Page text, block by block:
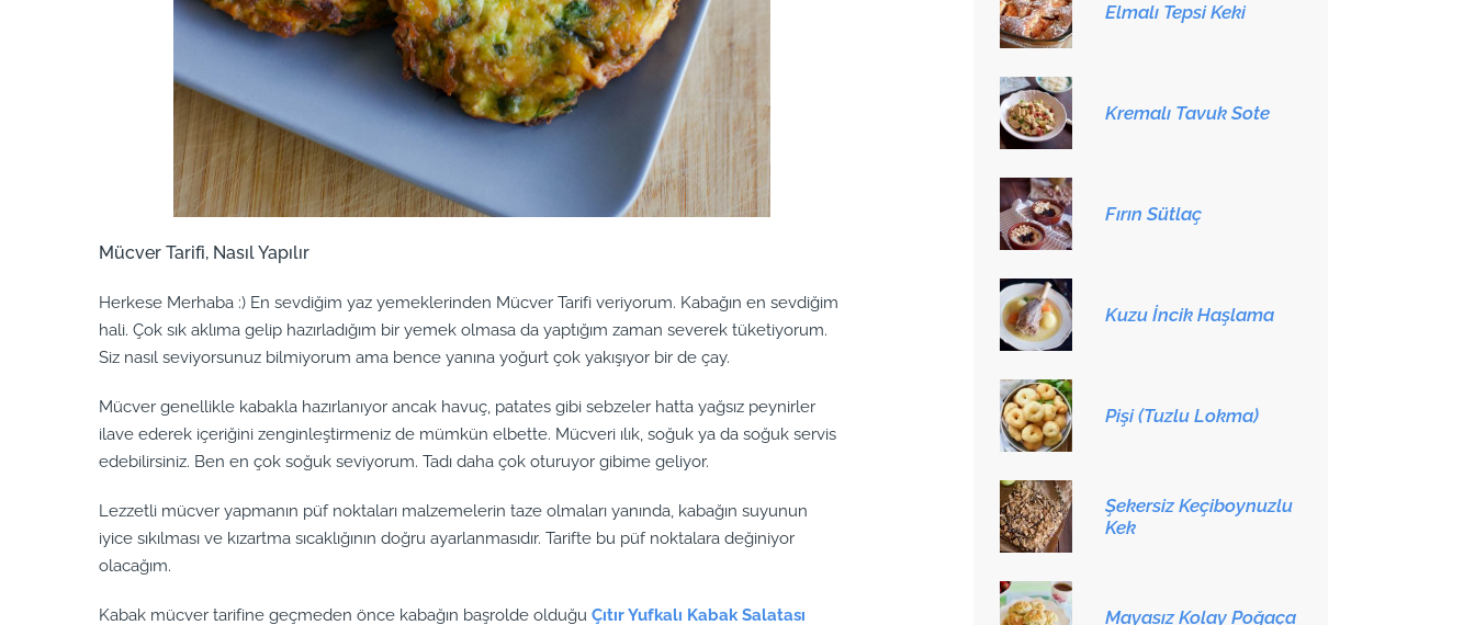
Mücver Tarifi, Nasıl Yapılır
Herkese Merhaba :) En sevdiğim yaz yemeklerinden Mücver Tarifi veriyorum. Kabağın en sevdiğim
hali. Çok sık aklıma gelip hazırladığım bir yemek olmasa da yaptığım zaman severek tüketiyorum.
Siz nasıl seviyorsunuz bilmiyorum ama bence yanına yoğurt çok yakışıyor bir de çay.
Mücver genellikle kabakla hazırlanıyor ancak havuç, patates gibi sebzeler hatta yağsız peynirler
ilave ederek içeriğini zenginleştirmeniz de mümkün elbette. Mücveri ılık, soğuk ya da soğuk servis
edebilirsiniz. Ben en çok soğuk seviyorum. Tadı daha çok oturuyor gibime geliyor.
Lezzetli mücver yapmanın püf noktaları malzemelerin taze olmaları yanında, kabağın suyunun
iyice sıkılması ve kızartma sıcaklığının doğru ayarlanmasıdır. Tarifte bu püf noktalara değiniyor
olacağım.
Kabak mücver tarifine geçmeden önce kabağın başrolde olduğuÇıtır Yufkalı Kabak Salatası
Elmalı Tepsi Keki
Kremalı Tavuk Sote
Fırın Sütlaç
Kuzu İncik Haşlama
Pişi (Tuzlu Lokma)
Şekersiz Keçiboynuzlu
Kek
Mayasız Kolay Poğaça